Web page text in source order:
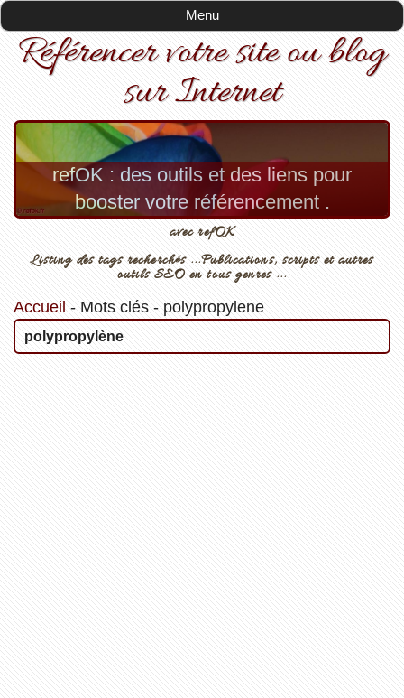
Menu
Référencer votre site ou blog
sur Internet
refOK : des outils et des liens pour
booster votre référencement .
avec refOK
Listing des tags recherchés ...Publications, scripts et autres
outils SEO en tous genres ...
Accueil - Mots clés- polypropylene
polypropylène